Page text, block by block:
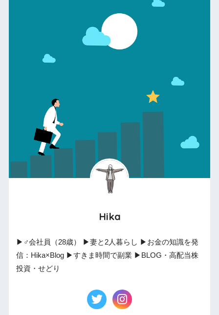
Hika
▶︎♂会社員（28歳） ▶︎妻と2人暮らし ▶︎お金の知識を発
信：Hika×Blog ▶︎すきま時間で副業 ▶︎BLOG・高配当株
投資・せどり